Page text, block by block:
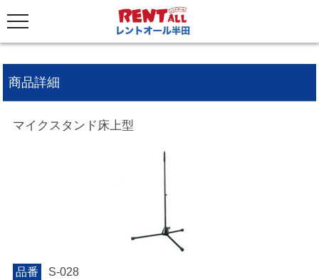
商品詳細
マイクスタンド床上型
品番 S-028